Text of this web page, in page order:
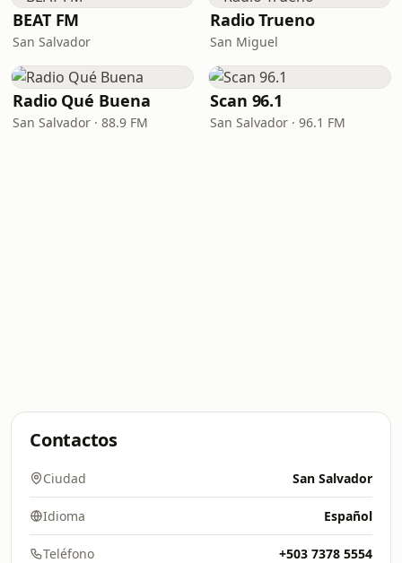
BEAT FM
San Salvador
Radio Trueno
San Miguel
Radio Qué Buena
San Salvador · 88.9 FM
Scan 96.1
San Salvador · 96.1 FM
Contactos
Ciudad San Salvador
Idioma Español
Teléfono +503 7378 5554